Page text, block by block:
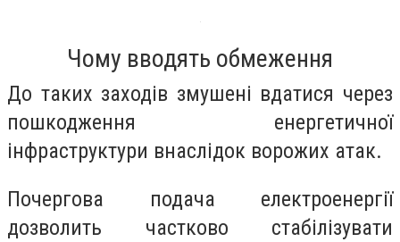
Чому вводять обмеження
До таких заходів змушені вдатися через
пошкодження енергетичної
інфраструктури внаслідок ворожих атак.
Почергова подача електроенергії
дозволить частково стабілізувати